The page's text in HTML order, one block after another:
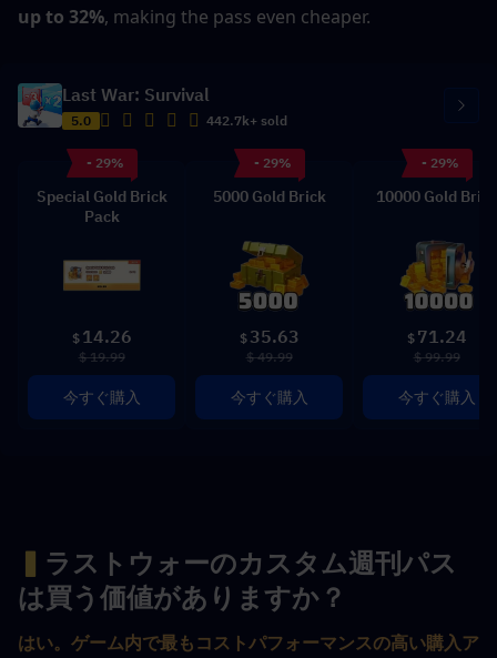
up to 32%, making the pass even cheaper.
Last War: Survival
5.0 442.7k+ sold
- 29%
Special Gold Brick
Pack
$ 14.26
$ 19.99
今すぐ購入
- 29%
5000 Gold Brick
$ 35.63
$ 49.99
今すぐ購入
- 29%
10000 Gold Brick
$ 71.24
$ 99.99
今すぐ購入
▍ ラストウォーのカスタム週刊パス
は買う価値がありますか？
はい。ゲーム内で最もコストパフォーマンスの高い購入ア